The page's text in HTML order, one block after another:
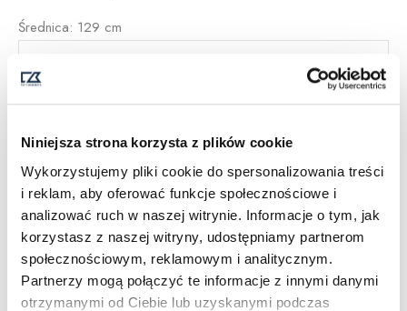
Niniejsza strona korzysta z plików cookie
Wykorzystujemy pliki cookie do spersonalizowania treści
i reklam, aby oferować funkcje społecznościowe i
analizować ruch w naszej witrynie. Informacje o tym, jak
korzystasz z naszej witryny, udostępniamy partnerom
społecznościowym, reklamowym i analitycznym.
Partnerzy mogą połączyć te informacje z innymi danymi
otrzymanymi od Ciebie lub uzyskanymi podczas
Średnica: 129 cm
Informacje dodatkowe
Dostawa i Zwroty
Tabela Rozmiarów
SKU:351073
KategoriaAkcesoria
Inne Produkty